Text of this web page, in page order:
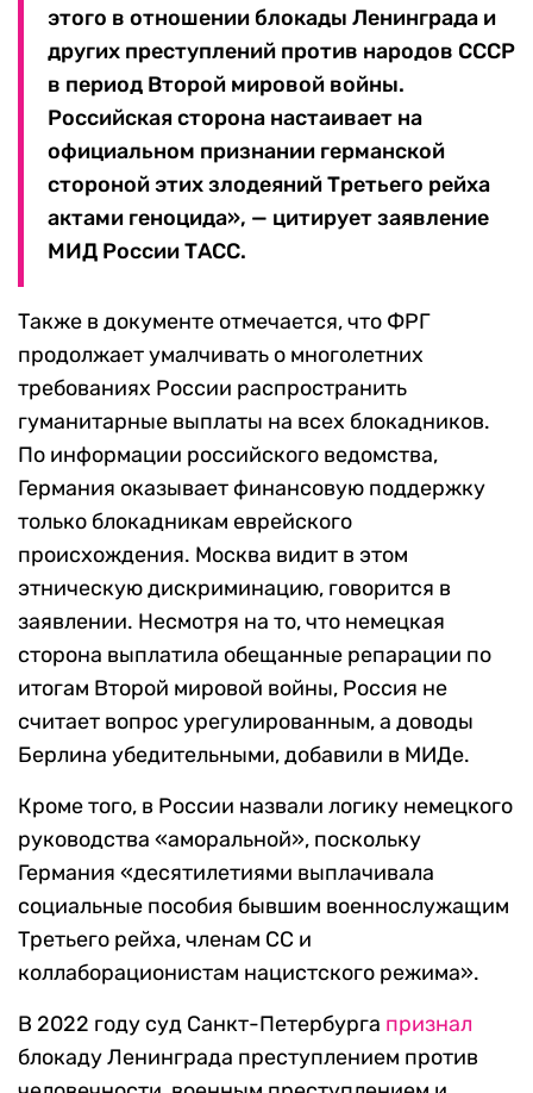
этого в отношении блокады Ленинграда и
других преступлений против народов СССР
в период Второй мировой войны.
Российская сторона настаивает на
официальном признании германской
стороной этих злодеяний Третьего рейха
актами геноцида», — цитирует заявление
МИД России ТАСС.
Также в документе отмечается, что ФРГ
продолжает умалчивать о многолетних
требованиях России распространить
гуманитарные выплаты на всех блокадников.
По информации российского ведомства,
Германия оказывает финансовую поддержку
только блокадникам еврейского
происхождения. Москва видит в этом
этническую дискриминацию, говорится в
заявлении. Несмотря на то, что немецкая
сторона выплатила обещанные репарации по
итогам Второй мировой войны, Россия не
считает вопрос урегулированным, а доводы
Берлина убедительными, добавили в МИДе.
Кроме того, в России назвали логику немецкого
руководства «аморальной», поскольку
Германия «десятилетиями выплачивала
социальные пособия бывшим военнослужащим
Третьего рейха, членам СС и
коллаборационистам нацистского режима».
В 2022 году суд Санкт-Петербурга признал
блокаду Ленинграда преступлением против